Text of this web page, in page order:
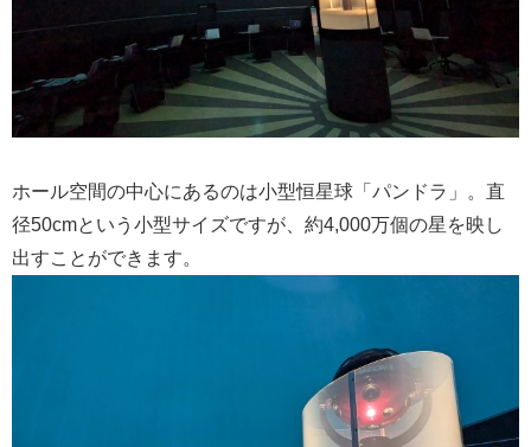
ホール空間の中心にあるのは小型恒星球「パンドラ」。直
径50cmという小型サイズですが、約4,000万個の星を映し
出すことができます。